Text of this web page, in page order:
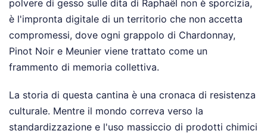
polvere di gesso sulle dita di Raphaël non è sporcizia,
è l'impronta digitale di un territorio che non accetta
compromessi, dove ogni grappolo di Chardonnay,
Pinot Noir e Meunier viene trattato come un
frammento di memoria collettiva.
La storia di questa cantina è una cronaca di resistenza
culturale. Mentre il mondo correva verso la
standardizzazione e l'uso massiccio di prodotti chimici